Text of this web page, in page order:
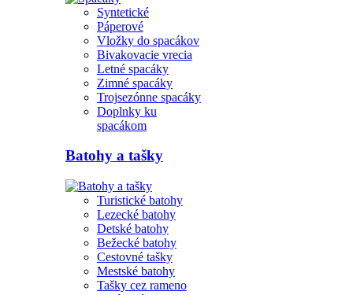
Syntetické
Páperové
Vložky do spacákov
Bivakovacie vrecia
Letné spacáky
Zimné spacáky
Trojsezónne spacáky
Doplnky ku
spacákom
Batohy a tašky
Turistické batohy
Lezecké batohy
Detské batohy
Bežecké batohy
Cestovné tašky
Mestské batohy
Tašky cez rameno